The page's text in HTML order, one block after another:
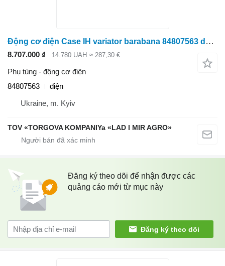
Động cơ điện Case IH variator barabana 84807563 dành cho máy gặt đập liên hợp New Holland CX8080
8.707.000 ₫ 14.780 UAH ≈ 287,30 €
Phụ tùng - động cơ điện
84807563
điện
Ukraine, m. Kyiv
TOV «TORGOVA KOMPANIYa «LAD I MIR AGRO»
Đăng ký theo dõi để nhận được các
quảng cáo mới từ mục này
Đăng ký theo dõi